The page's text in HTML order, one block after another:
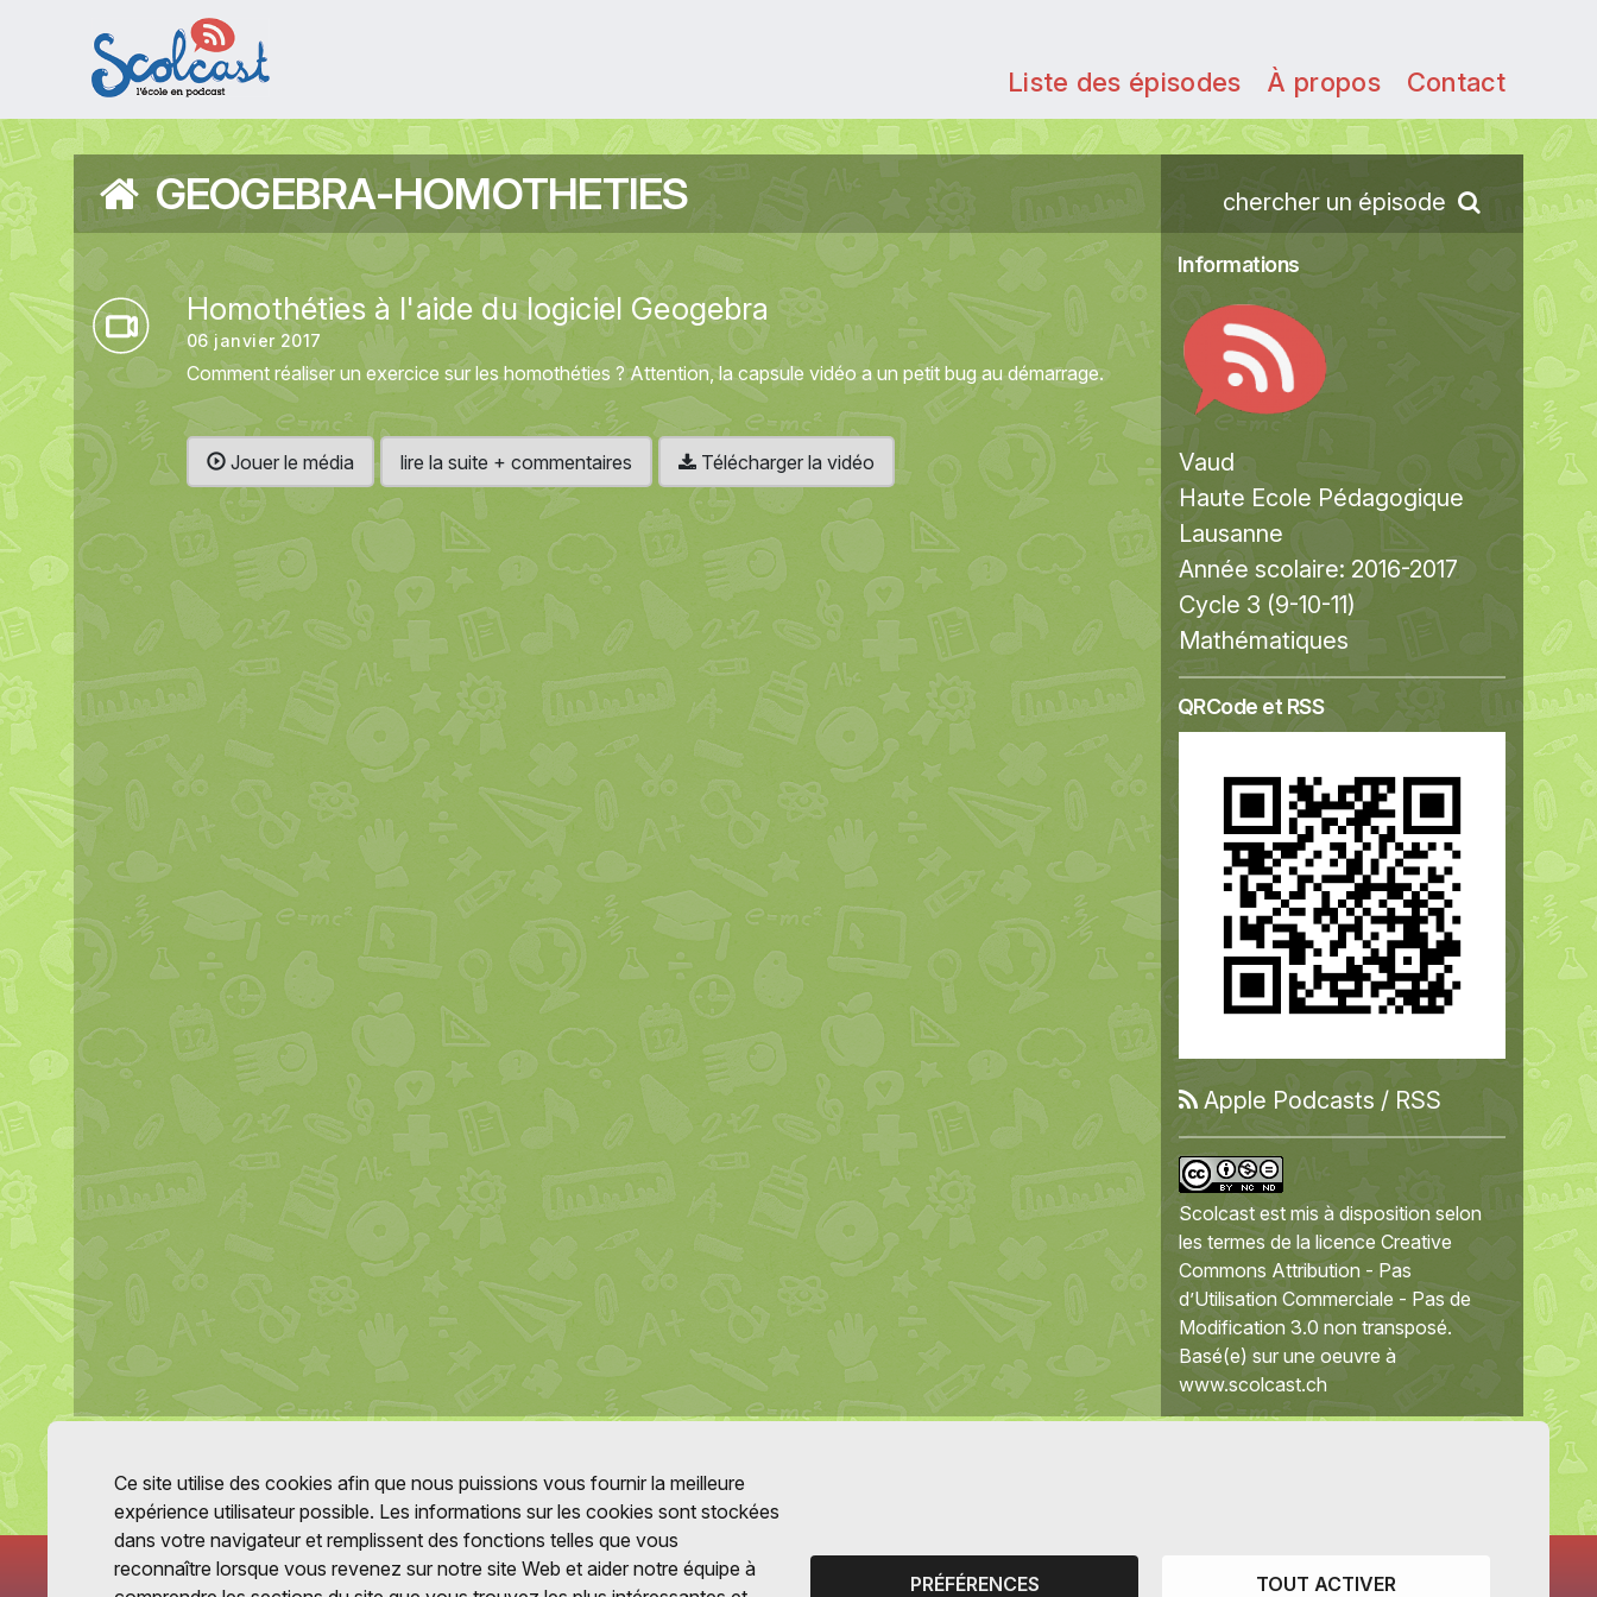
Aller au contenu principal
Liste des épisodes À propos Contact
GEOGEBRA-HOMOTHETIES chercher un épisode
Homothéties à l'aide du logiciel Geogebra
06 janvier 2017
Comment réaliser un exercice sur les homothéties ? Attention, la capsule vidéo a un petit bug au démarrage.
Jouer le média lire la suite + commentaires Télécharger la vidéo
Informations
Vaud
Haute Ecole Pédagogique
Lausanne
Année scolaire: 2016-2017
Cycle 3 (9-10-11)
Mathématiques
QRCode et RSS
Apple Podcasts / RSS
Scolcastest mis à disposition selon
les termes de lalicence Creative
Commons Attribution - Pas
d’Utilisation Commerciale - Pas de
Modification 3.0 non transposé.
Basé(e) sur une oeuvre à
www.scolcast.ch
Ce site utilise des cookies afin que nous puissions vous fournir la meilleure
expérience utilisateur possible. Les informations sur les cookies sont stockées
dans votre navigateur et remplissent des fonctions telles que vous
reconnaître lorsque vous revenez sur notre site Web et aider notre équipe à
PRÉFÉRENCES TOUT ACTIVER